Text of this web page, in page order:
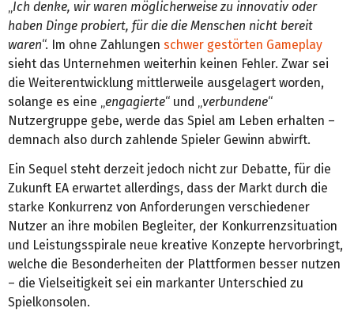
Ich denke, wir waren möglicherweise zu innovativ oder
haben Dinge probiert, für die die Menschen nicht bereit
waren“. Im ohne Zahlungen schwer gestörten Gameplay
sieht das Unternehmen weiterhin keinen Fehler. Zwar sei
die Weiterentwicklung mittlerweile ausgelagert worden,
solange es eine „ engagierte“ und „ verbundene“
Nutzergruppe gebe, werde das Spiel am Leben erhalten –
demnach also durch zahlende Spieler Gewinn abwirft.
Ein Sequel steht derzeit jedoch nicht zur Debatte, für die
Zukunft EA erwartet allerdings, dass der Markt durch die
starke Konkurrenz von Anforderungen verschiedener
Nutzer an ihre mobilen Begleiter, der Konkurrenzsituation
und Leistungsspirale neue kreative Konzepte hervorbringt,
welche die Besonderheiten der Plattformen besser nutzen
– die Vielseitigkeit sei ein markanter Unterschied zu
Spielkonsolen.